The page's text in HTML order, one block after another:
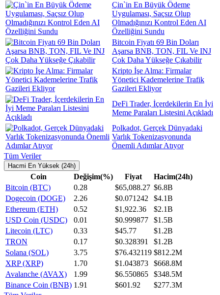
Çin`in En Büyük Ödeme
Uygulaması, Saçsız Olup
Olmadığınızı Kontrol Eden AI
Özelliğini Sundu
Bitcoin Fiyatı 69 Bin Doları
Aşarsa BNB, TON, FIL Ve INJ
Çok Daha Yükseğe Çıkabilir
Kripto İşe Alma: Firmalar
Yönetici Kademelerine Trafik
Gazileri Ekliyor
DeFi Trader, İçerdekilerin En İyi
Meme Paraları Listesini Açıkladı
Polkadot, Gerçek Dünyadaki
Varlık Tokenizasyonunda
Önemli Adımlar Atıyor
Tüm Veriler
Hacmi En Yüksek (24h)
Coin Değişim(%) Fiyat
Hacim(24h)
Bitcoin (BTC)
0.28 $65,088.27 $6.8B
Dogecoin (DOGE)
2.26 $0.071242
$4.1B
Ethereum (ETH)
0.52 $1,922.36
$2.1B
USD Coin (USDC)
0.01 $0.999877
$1.5B
Litecoin (LTC)
0.33 $45.77
$1.2B
TRON
0.17 $0.328391
$1.2B
Solana (SOL)
3.75 $76.432119 $812.2M
XRP (XRP)
1.70 $1.043873
$668.8M
Avalanche (AVAX)
1.99 $6.550865
$348.5M
Binance Coin (BNB) 1.91 $601.92
$277.3M